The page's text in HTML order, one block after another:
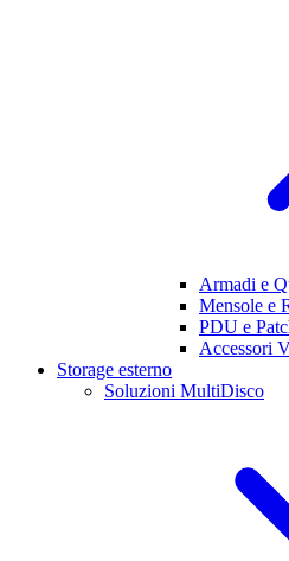
Armadi e
Mensole e
PDU e
Accessori
Storage esterno
Soluzioni MultiDisco